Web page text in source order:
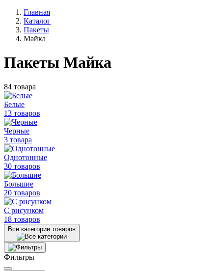
Главная
Каталог
Пакеты
Майка
Пакеты Майка
84 товара
Белые
13 товаров
Черные
3 товара
Однотонные
30 товаров
Большие
20 товаров
С рисунком
18 товаров
Все категории товаров
Фильтры